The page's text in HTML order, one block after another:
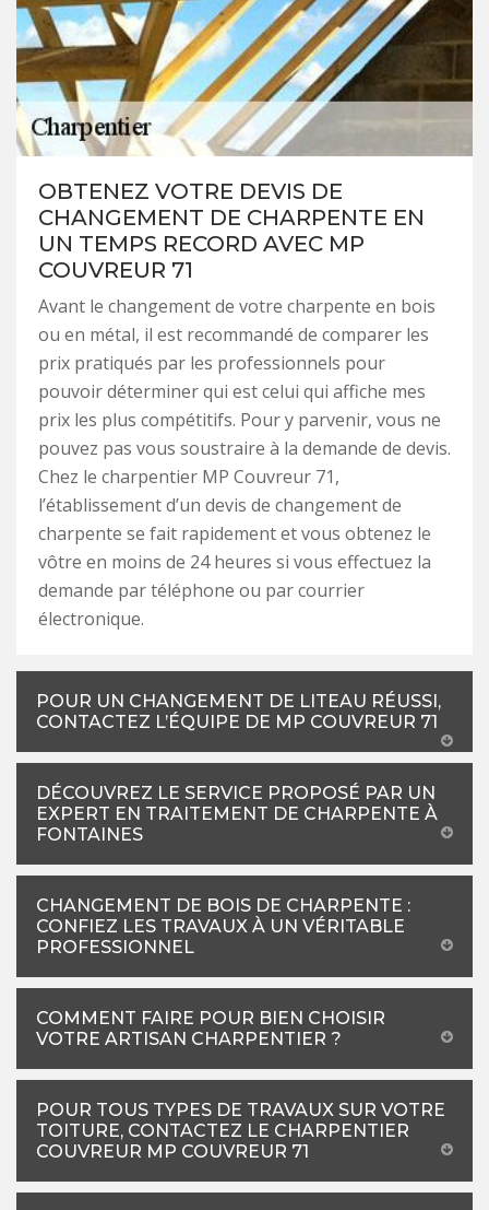
OBTENEZ VOTRE DEVIS DE
CHANGEMENT DE CHARPENTE EN
UN TEMPS RECORD AVEC MP
COUVREUR 71
Avant le changement de votre charpente en bois
ou en métal, il est recommandé de comparer les
prix pratiqués par les professionnels pour
pouvoir déterminer qui est celui qui affiche mes
prix les plus compétitifs. Pour y parvenir, vous ne
pouvez pas vous soustraire à la demande de devis.
Chez le charpentier MP Couvreur 71,
l’établissement d’un devis de changement de
charpente se fait rapidement et vous obtenez le
vôtre en moins de 24 heures si vous effectuez la
demande par téléphone ou par courrier
électronique.
POUR UN CHANGEMENT DE LITEAU RÉUSSI,
CONTACTEZ L’ÉQUIPE DE MP COUVREUR 71
DÉCOUVREZ LE SERVICE PROPOSÉ PAR UN
EXPERT EN TRAITEMENT DE CHARPENTE À
FONTAINES
CHANGEMENT DE BOIS DE CHARPENTE :
CONFIEZ LES TRAVAUX À UN VÉRITABLE
PROFESSIONNEL
COMMENT FAIRE POUR BIEN CHOISIR
VOTRE ARTISAN CHARPENTIER ?
POUR TOUS TYPES DE TRAVAUX SUR VOTRE
TOITURE, CONTACTEZ LE CHARPENTIER
COUVREUR MP COUVREUR 71